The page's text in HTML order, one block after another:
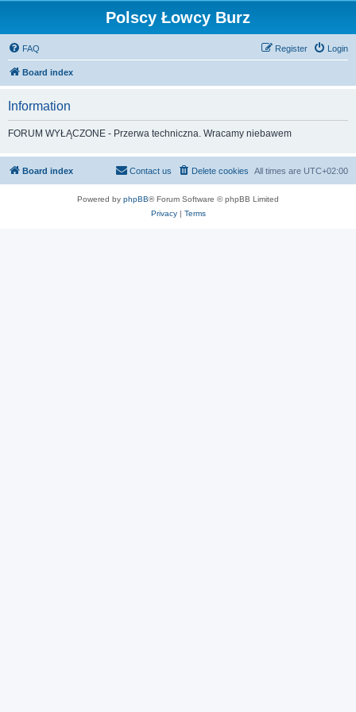
Polscy Łowcy Burz
FAQ Login
Register
Board index
Information
FORUM WYŁĄCZONE - Przerwa techniczna. Wracamy niebawem
Board index All times are UTC+02:00
Delete cookies
Contact us
Powered by phpBB® Forum Software © phpBB Limited
Privacy| Terms